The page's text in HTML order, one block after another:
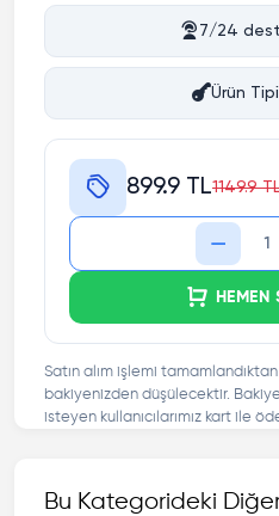
7/24
Ürün
899.9 TL1149.9 TL
HEMEN
Satın alım işlemi
bakiyenizden düşülecektir.
isteyen kullanıcılarımız kart ile
Bu Kategorideki